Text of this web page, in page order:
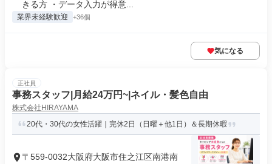
きる方 ・データ入力が得意...
業界未経験歓迎 +36個
気になる
正社員
事務スタッフ|月給24万円~|ネイル・髪色自由
株式会社HIRAYAMA
20代・30代の女性活躍｜完休2日（日曜＋他1日）＆長期休暇
〒559-0032大阪府大阪市住之江区南港南